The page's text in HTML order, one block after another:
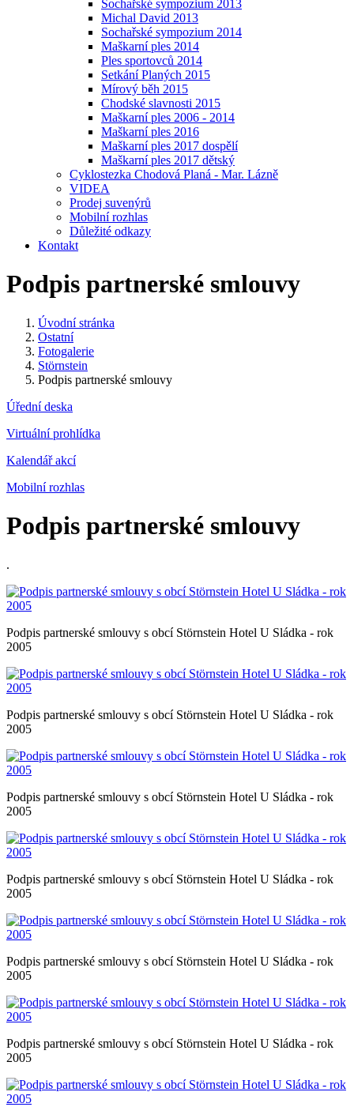
Sochařské sympozium 2013
Michal David 2013
Sochařské sympozium 2014
Maškarní ples 2014
Ples sportovců 2014
Setkání Planých 2015
Mírový běh 2015
Chodské slavnosti 2015
Maškarní ples 2006 - 2014
Maškarní ples 2016
Maškarní ples 2017 dospělí
Maškarní ples 2017 dětský
Cyklostezka Chodová Planá - Mar. Lázně
VIDEA
Prodej suvenýrů
Mobilní rozhlas
Důležité odkazy
Kontakt
Podpis partnerské smlouvy
Úvodní stránka
Ostatní
Fotogalerie
Störnstein
Podpis partnerské smlouvy
Úřední deska
Virtuální prohlídka
Kalendář akcí
Mobilní rozhlas
Podpis partnerské smlouvy
.
Podpis partnerské smlouvy s obcí Störnstein Hotel U Sládka - rok
2005
Podpis partnerské smlouvy s obcí Störnstein Hotel U Sládka - rok
2005
Podpis partnerské smlouvy s obcí Störnstein Hotel U Sládka - rok
2005
Podpis partnerské smlouvy s obcí Störnstein Hotel U Sládka - rok
2005
Podpis partnerské smlouvy s obcí Störnstein Hotel U Sládka - rok
2005
Podpis partnerské smlouvy s obcí Störnstein Hotel U Sládka - rok
2005